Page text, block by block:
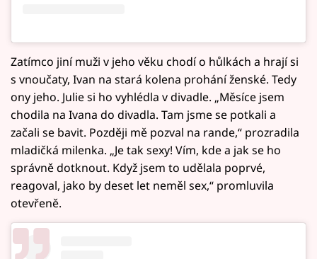
Zatímco jiní muži v jeho věku chodí o hůlkách a hrají si
s vnoučaty, Ivan na stará kolena prohání ženské. Tedy
ony jeho. Julie si ho vyhlédla v divadle. „Měsíce jsem
chodila na Ivana do divadla. Tam jsme se potkali a
začali se bavit. Později mě pozval na rande,“ prozradila
mladičká milenka. „Je tak sexy! Vím, kde a jak se ho
správně dotknout. Když jsem to udělala poprvé,
reagoval, jako by deset let neměl sex,“ promluvila
otevřeně.